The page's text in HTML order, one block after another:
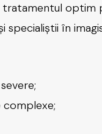
optim
specialiștii în